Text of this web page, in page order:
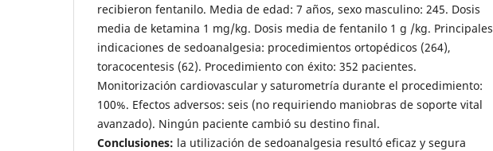
recibieron fentanilo. Media de edad: 7 años, sexo masculino: 245. Dosis
media de ketamina 1 mg/kg. Dosis media de fentanilo 1 g /kg. Principales
indicaciones de sedoanalgesia: procedimientos ortopédicos (264),
toracocentesis (62). Procedimiento con éxito: 352 pacientes.
Monitorización cardiovascular y saturometría durante el procedimiento:
100%. Efectos adversos: seis (no requiriendo maniobras de soporte vital
avanzado). Ningún paciente cambió su destino final.
Conclusiones: la utilización de sedoanalgesia resultó eficaz y segura